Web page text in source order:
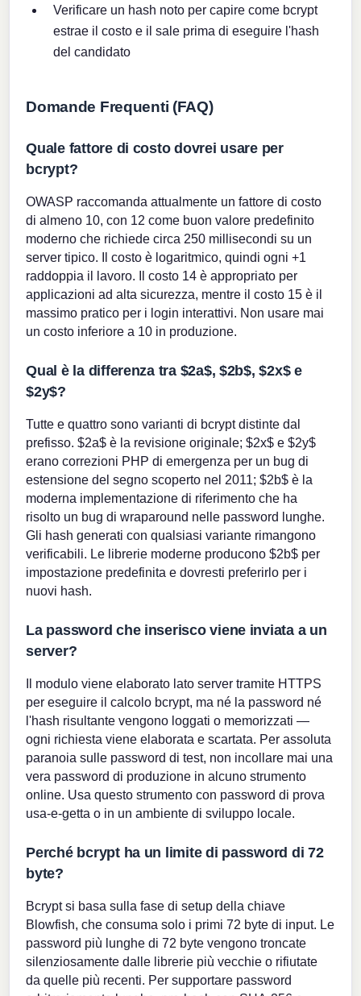
Verificare un hash noto per capire come bcrypt
estrae il costo e il sale prima di eseguire l'hash
del candidato
Domande Frequenti (FAQ)
Quale fattore di costo dovrei usare per
bcrypt?
OWASP raccomanda attualmente un fattore di costo
di almeno 10, con 12 come buon valore predefinito
moderno che richiede circa 250 millisecondi su un
server tipico. Il costo è logaritmico, quindi ogni +1
raddoppia il lavoro. Il costo 14 è appropriato per
applicazioni ad alta sicurezza, mentre il costo 15 è il
massimo pratico per i login interattivi. Non usare mai
un costo inferiore a 10 in produzione.
Qual è la differenza tra $2a$, $2b$, $2x$ e
$2y$?
Tutte e quattro sono varianti di bcrypt distinte dal
prefisso. $2a$ è la revisione originale; $2x$ e $2y$
erano correzioni PHP di emergenza per un bug di
estensione del segno scoperto nel 2011; $2b$ è la
moderna implementazione di riferimento che ha
risolto un bug di wraparound nelle password lunghe.
Gli hash generati con qualsiasi variante rimangono
verificabili. Le librerie moderne producono $2b$ per
impostazione predefinita e dovresti preferirlo per i
nuovi hash.
La password che inserisco viene inviata a un
server?
Il modulo viene elaborato lato server tramite HTTPS
per eseguire il calcolo bcrypt, ma né la password né
l'hash risultante vengono loggati o memorizzati —
ogni richiesta viene elaborata e scartata. Per assoluta
paranoia sulle password di test, non incollare mai una
vera password di produzione in alcuno strumento
online. Usa questo strumento con password di prova
usa-e-getta o in un ambiente di sviluppo locale.
Perché bcrypt ha un limite di password di 72
byte?
Bcrypt si basa sulla fase di setup della chiave
Blowfish, che consuma solo i primi 72 byte di input. Le
password più lunghe di 72 byte vengono troncate
silenziosamente dalle librerie più vecchie o rifiutate
da quelle più recenti. Per supportare password